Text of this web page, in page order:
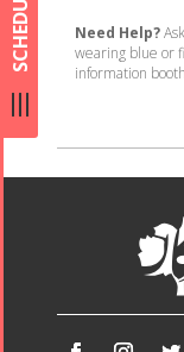
SCHEDULE Need Help?
wearing blue or
information